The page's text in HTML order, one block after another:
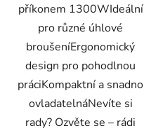
příkonem 1300WIdeální
pro různé úhlové
broušeníErgonomický
design pro pohodlnou
práciKompaktní a snadno
ovladatelnáNevíte si
rady? Ozvěte se – rádi